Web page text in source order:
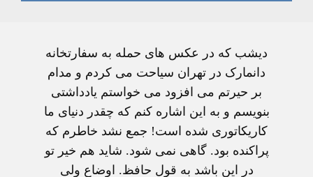
ديشب که در عکس های حمله به سفارتخانه
دانمارک در تهران سياحت می کردم و مدام
بر حيرتم می افزود می خواستم يادداشتی
بنويسم و به اين اشاره کنم که چقدر دنيای ما
کاريکاتوری شده است! جمع نشد خاطرم که
پراکنده بود. گاهی نمی شود. شايد هم خير تو
در اين باشد به قول حافظ. اوضاع ولی